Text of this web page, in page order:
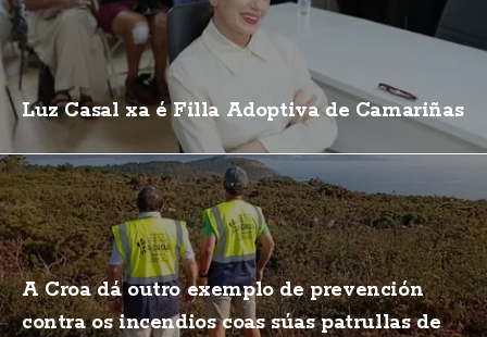
Luz Casal xa é Filla Adoptiva de Camariñas
A Croa dá outro exemplo de prevención
contra os incendios coas súas patrullas de